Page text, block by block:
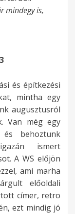
mindegy is,
és építkezési
mintha egy
augusztusról
Van még egy
behoztunk
ismert
A WS előjön
ami marha
előoldali
címer, retro
ezt mindig jó